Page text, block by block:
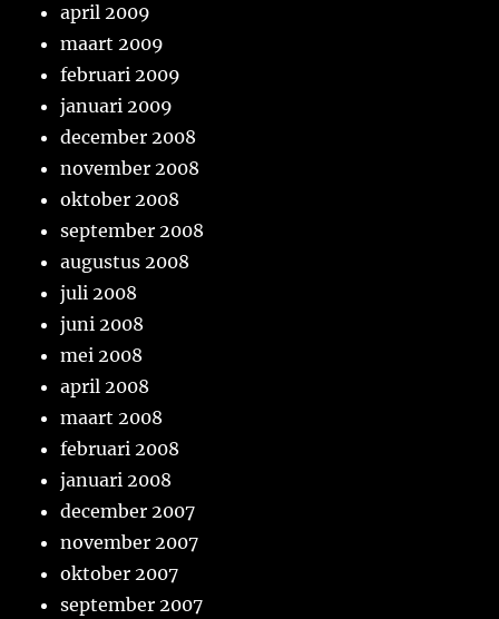
april 2009
maart 2009
februari 2009
januari 2009
december 2008
november 2008
oktober 2008
september 2008
augustus 2008
juli 2008
juni 2008
mei 2008
april 2008
maart 2008
februari 2008
januari 2008
december 2007
november 2007
oktober 2007
september 2007